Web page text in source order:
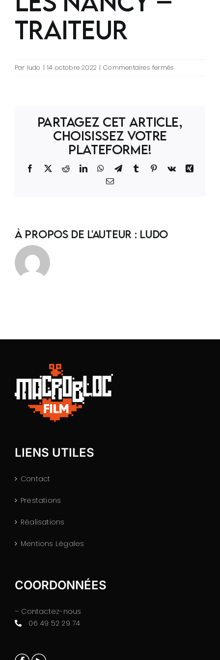
Traiteur
Par ludo | 14 octobre 2022 | Commentaires fermés
–
Partagez cet article,
Choisissez votre
Plateforme!
Facebook
X RedditLinkedInWhatsApp
TelegramTumblr Pinterest
Vk
Xing
Email
À propos de l'auteur : ludo
LIENS UTILES
Contact
Prestations
Réalisations
Mentions Légales
COORDONNÉES
– Contactez-nous
06 49 52 29 74